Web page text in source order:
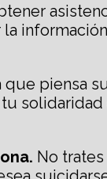
que piensa
No